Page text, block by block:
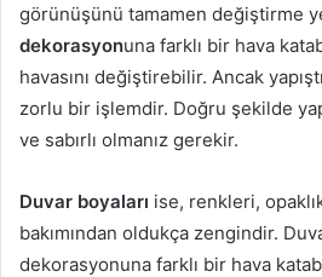
görünüşünü tamamen değiştirme
dekorasyonuna farklı bir hava
havasını değiştirebilir. Ancak
zorlu bir işlemdir. Doğru şekilde
ve sabırlı olmanız gerekir.
Duvar boyaları ise, renkleri,
bakımından oldukça zengindir.
dekorasyonuna farklı bir hava